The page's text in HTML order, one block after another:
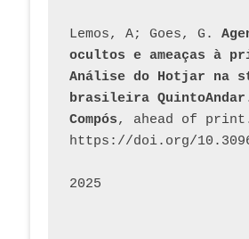
Lemos, A; Goes, G.
ocultos e ameaças à
Análise do Hotjar na
brasileira QuintoAndar
Compós, ahead of
https://doi.org/
2025